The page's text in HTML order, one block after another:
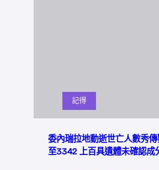
記得
委內瑞拉地動逝世亡人數秀
至3342 上百具遺體未確認成